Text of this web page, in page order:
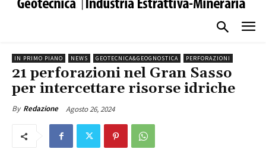
IN PRIMO PIANO NEWS GEOTECNICA&GEOGNOSTICA PERFORAZIONI
21 perforazioni nel Gran Sasso
per intercettare risorse idriche
By Redazione Agosto 26, 2024